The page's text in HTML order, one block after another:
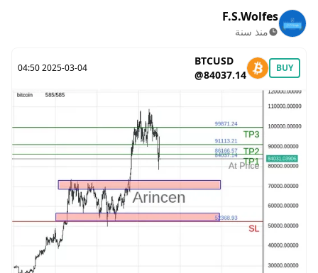
F.S.Wolfes
منذ سنة
BUY
BTCUSD
@84037.14
2025-03-04 04:50